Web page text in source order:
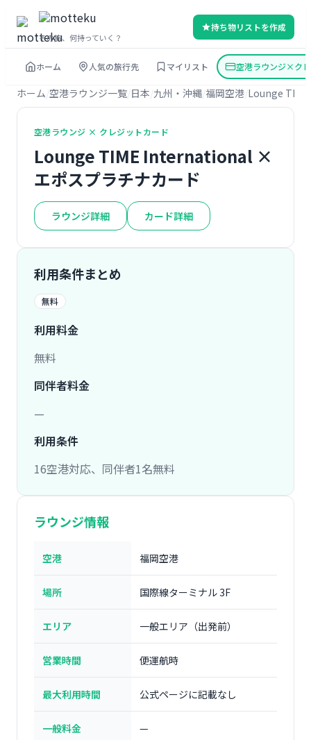
その旅、何持っていく？
持ち物リストを作成
ホーム 人気の旅行先 マイリスト 空港ラウンジ×ク
ホーム 空港ラウンジ一覧 日本 九州・沖縄 福岡空港 Lounge
空港ラウンジ × クレジットカード
Lounge TIME International ×
エポスプラチナカード
ラウンジ詳細 カード詳細
利用条件まとめ
無料
利用料金
無料
同伴者料金
—
利用条件
16空港対応、同伴者1名無料
ラウンジ情報
空港 福岡空港
場所 国際線ターミナル 3F
エリア 一般エリア（出発前）
営業時間 便運航時
最大利用時間 公式ページに記載なし
一般料金 —